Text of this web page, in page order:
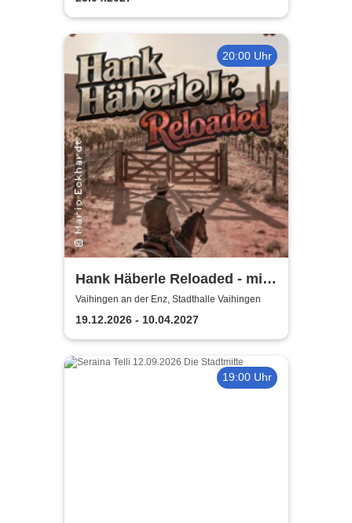
20:00 Uhr
Hank Häberle Reloaded - mit
Originalband Dagdib!
Vaihingen an der Enz, Stadthalle Vaihingen
19.12.2026 - 10.04.2027
19:00 Uhr